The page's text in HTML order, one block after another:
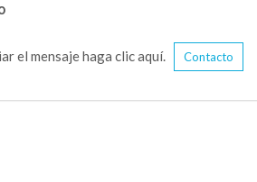
el mensaje haga clic aquí. Contacto